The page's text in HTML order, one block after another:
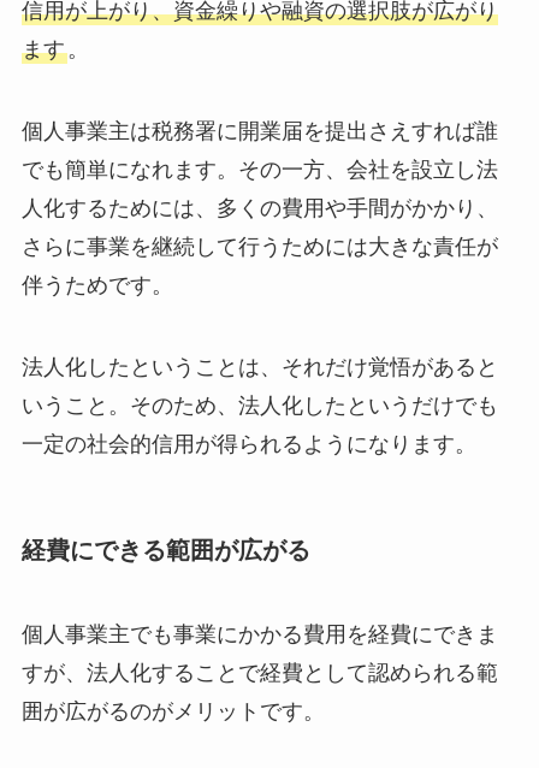
信用が上がり、資金繰りや融資の選択肢が広がり
ます。
個人事業主は税務署に開業届を提出さえすれば誰
でも簡単になれます。その一方、会社を設立し法
人化するためには、多くの費用や手間がかかり、
さらに事業を継続して行うためには大きな責任が
伴うためです。
法人化したということは、それだけ覚悟があると
いうこと。そのため、法人化したというだけでも
一定の社会的信用が得られるようになります。
経費にできる範囲が広がる
個人事業主でも事業にかかる費用を経費にできま
すが、法人化することで経費として認められる範
囲が広がるのがメリットです。